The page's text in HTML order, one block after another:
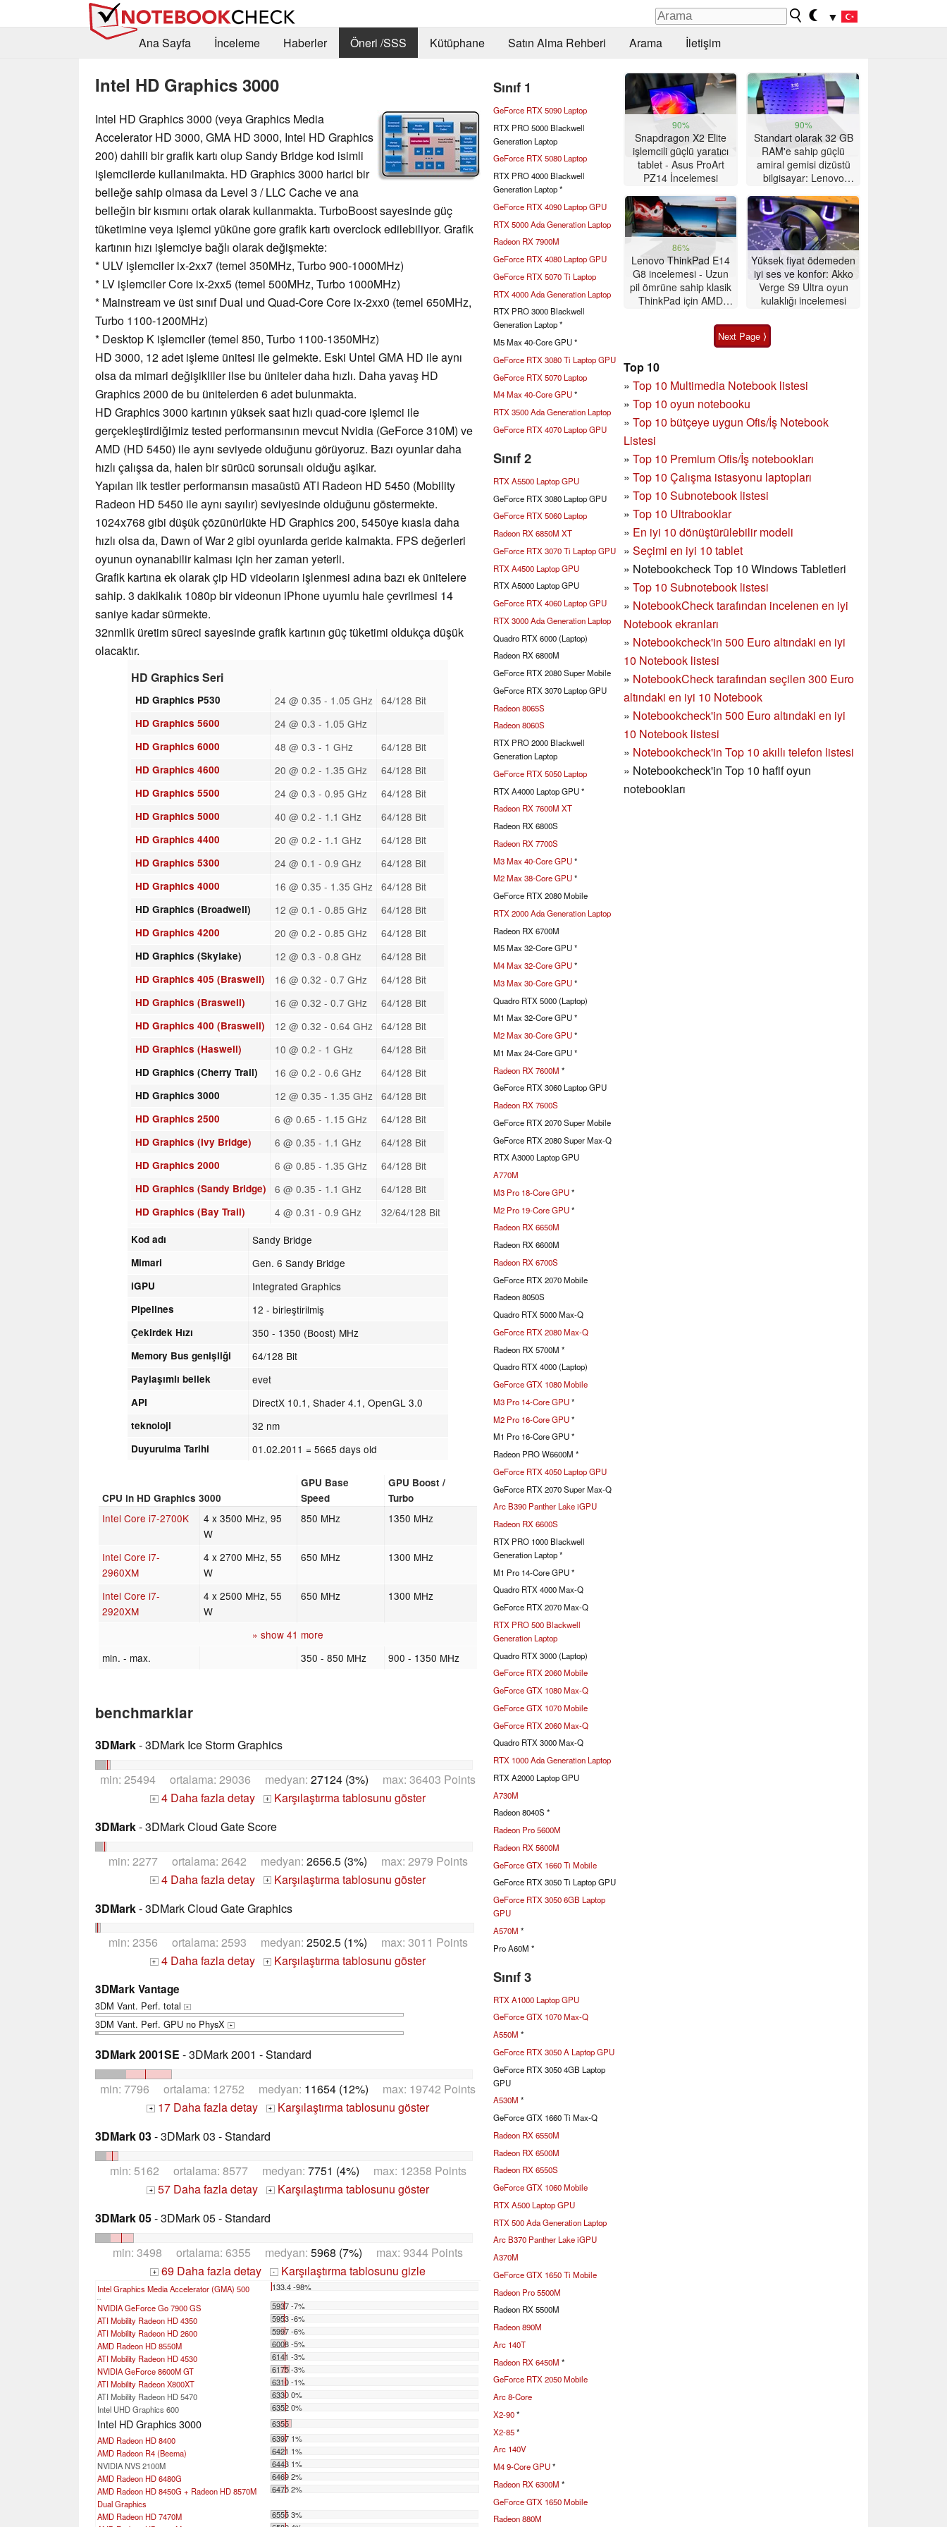
▼
Ana Sayfa
İnceleme Haberler Öneri /SSS Kütüphane Satın Alma Rehberi Arama İletişim
Intel HD Graphics 3000
Intel HD Graphics 3000 (veya Graphics Media
Accelerator HD 3000, GMA HD 3000, Intel HD Graphics
200) dahili bir grafik kartı olup Sandy Bridge kod isimli
işlemcilerde kullanılmakta. HD Graphics 3000 harici bir
belleğe sahip olmasa da Level 3 / LLC Cache ve ana
belleğin bir kısmını ortak olarak kullanmakta. TurboBoost sayesinde güç
tüketimine veya işlemci yüküne gore grafik kartı overclock edilebiliyor. Grafik
kartının hızı işlemciye bağlı olarak değişmekte:
* ULV işlemciler ix-2xx7 (temel 350MHz, Turbo 900-1000MHz)
* LV işlemciler Core ix-2xx5 (temel 500MHz, Turbo 1000MHz)
* Mainstream ve üst sınıf Dual und Quad-Core Core ix-2xx0 (temel 650MHz,
Turbo 1100-1200MHz)
* Desktop K işlemciler (temel 850, Turbo 1100-1350MHz)
HD 3000, 12 adet işleme ünitesi ile gelmekte. Eski Untel GMA HD ile aynı
olsa da mimari değişikliler ilse bu üniteler daha hızlı. Daha yavaş HD
Graphics 2000 de bu ünitelerden 6 adet bulunmakta.
HD Graphics 3000 kartının yüksek saat hızlı quad-core işlemci ile
gerçekleştirdiğimiz tested performansının mevcut Nvidia (GeForce 310M) ve
AMD (HD 5450) ile aynı seviyede olduğunu görüyoruz. Bazı oyunlar daha
hızlı çalışsa da, halen bir sürücü sorunsalı olduğu aşikar.
Yapılan ilk testler performansın masaüstü ATI Radeon HD 5450 (Mobility
Radeon HD 5450 ile aynı sayılır) seviyesinde olduğunu göstermekte.
1024x768 gibi düşük çözünürlükte HD Graphics 200, 5450ye kıasla daha
hızlı olsa da, Dawn of War 2 gibi oyunlarda geride kalmakta. FPS değerleri
oyunun oynanabilir kalması için her zaman yeterli.
Grafik kartına ek olarak çip HD videoların işlenmesi adına bazı ek ünitelere
sahip. 3 dakikalık 1080p bir videonun iPhone uyumlu hale çevrilmesi 14
saniye kadar sürmekte.
32nmlik üretim süreci sayesinde grafik kartının güç tüketimi oldukça düşük
olacaktır.
HD Graphics Seri
HD Graphics P530 24 @ 0.35 - 1.05 GHz 64/128 Bit
HD Graphics 5600 24 @ 0.3 - 1.05 GHz
HD Graphics 6000 48 @ 0.3 - 1 GHz 64/128 Bit
HD Graphics 4600 20 @ 0.2 - 1.35 GHz 64/128 Bit
HD Graphics 5500 24 @ 0.3 - 0.95 GHz 64/128 Bit
HD Graphics 5000 40 @ 0.2 - 1.1 GHz 64/128 Bit
HD Graphics 4400 20 @ 0.2 - 1.1 GHz 64/128 Bit
HD Graphics 5300 24 @ 0.1 - 0.9 GHz 64/128 Bit
HD Graphics 4000 16 @ 0.35 - 1.35 GHz 64/128 Bit
HD Graphics (Broadwell) 12 @ 0.1 - 0.85 GHz 64/128 Bit
HD Graphics 4200 20 @ 0.2 - 0.85 GHz 64/128 Bit
HD Graphics (Skylake) 12 @ 0.3 - 0.8 GHz 64/128 Bit
HD Graphics 405 (Braswell) 16 @ 0.32 - 0.7 GHz 64/128 Bit
HD Graphics (Braswell) 16 @ 0.32 - 0.7 GHz 64/128 Bit
HD Graphics 400 (Braswell) 12 @ 0.32 - 0.64 GHz 64/128 Bit
HD Graphics (Haswell) 10 @ 0.2 - 1 GHz 64/128 Bit
HD Graphics (Cherry Trail) 16 @ 0.2 - 0.6 GHz 64/128 Bit
HD Graphics 3000 12 @ 0.35 - 1.35 GHz 64/128 Bit
HD Graphics 2500 6 @ 0.65 - 1.15 GHz 64/128 Bit
HD Graphics (Ivy Bridge) 6 @ 0.35 - 1.1 GHz 64/128 Bit
HD Graphics 2000 6 @ 0.85 - 1.35 GHz 64/128 Bit
HD Graphics (Sandy Bridge) 6 @ 0.35 - 1.1 GHz 64/128 Bit
HD Graphics (Bay Trail) 4 @ 0.31 - 0.9 GHz 32/64/128 Bit
Kod adı Sandy Bridge
Mimari Gen. 6 Sandy Bridge
iGPU Integrated Graphics
Pipelines 12 - birleştirilmiş
Çekirdek Hızı 350 - 1350 (Boost) MHz
Memory Bus genişliği 64/128 Bit
Paylaşımlı bellek evet
API DirectX 10.1, Shader 4.1, OpenGL 3.0
teknoloji 32 nm
Duyurulma Tarihi 01.02.2011 = 5665 days old
CPU in HD Graphics 3000
GPU Base
Speed
GPU Boost /
Turbo
Intel Core i7-2700K
4 x 3500 MHz, 95
W
850 MHz 1350 MHz
Intel Core i7-
2960XM
4 x 2700 MHz, 55
W
650 MHz 1300 MHz
Intel Core i7-
2920XM
4 x 2500 MHz, 55
W
650 MHz 1300 MHz
» show 41 more
min. - max.
350 - 850 MHz 900 - 1350 MHz
benchmarklar
3DMark- 3DMark Ice Storm Graphics
min: 25494 ortalama: 29036 medyan: 27124 (3%) max: 36403 Points
+ 4 Daha fazla detay +
Karşılaştırma tablosunu göster
3DMark- 3DMark Cloud Gate Score
min: 2277 ortalama: 2642 medyan: 2656.5 (3%) max: 2979 Points
+ 4 Daha fazla detay +
Karşılaştırma tablosunu göster
3DMark- 3DMark Cloud Gate Graphics
min: 2356 ortalama: 2593 medyan: 2502.5 (1%) max: 3011 Points
+ 4 Daha fazla detay + Karşılaştırma tablosunu göster
3DMark Vantage
3DM Vant. Perf. total +
3DM Vant. Perf. GPU no PhysX +
3DMark 2001SE - 3DMark 2001 - Standard
min: 7796 ortalama: 12752 medyan: 11654 (12%) max: 19742 Points
+ 17 Daha fazla detay + Karşılaştırma tablosunu göster
3DMark 03- 3DMark 03 - Standard
min: 5162 ortalama: 8577 medyan: 7751 (4%) max: 12358 Points
+ 57 Daha fazla detay + Karşılaştırma tablosunu göster
3DMark 05- 3DMark 05 - Standard
min: 3498 ortalama: 6355 medyan: 5968 (7%) max: 9344 Points
+ 69 Daha fazla detay - Karşılaştırma tablosunu gizle
Intel Graphics Media Accelerator (GMA) 500 133.4 -98%
NVIDIA GeForce Go 7900 GS
5937 -7%
ATI Mobility Radeon HD 4350
5953 -6%
ATI Mobility Radeon HD 2600
5997 -6%
AMD Radeon HD 8550M
6008 -5%
ATI Mobility Radeon HD 4530
6141 -3%
NVIDIA GeForce 8600M GT
6175 -3%
ATI Mobility Radeon X800XT
6310 -1%
ATI Mobility Radeon HD 5470
6330 0%
Intel UHD Graphics 600
6352 0%
Intel HD Graphics 3000
6355
AMD Radeon HD 8400
6397 1%
AMD Radeon R4 (Beema)
6421 1%
NVIDIA NVS 2100M
6443 1%
AMD Radeon HD 6480G
6469 2%
AMD Radeon HD 8450G + Radeon HD 8570M
Dual Graphics
6475 2%
AMD Radeon HD 7470M
6555 3%
Sınıf 1
GeForce RTX 5090 Laptop
RTX PRO 5000 Blackwell
Generation Laptop
GeForce RTX 5080 Laptop
RTX PRO 4000 Blackwell
Generation Laptop *
GeForce RTX 4090 Laptop GPU
RTX 5000 Ada Generation Laptop
Radeon RX 7900M
GeForce RTX 4080 Laptop GPU
GeForce RTX 5070 Ti Laptop
RTX 4000 Ada Generation Laptop
RTX PRO 3000 Blackwell
Generation Laptop *
M5 Max 40-Core GPU *
GeForce RTX 3080 Ti Laptop GPU
GeForce RTX 5070 Laptop
M4 Max 40-Core GPU*
RTX 3500 Ada Generation Laptop
GeForce RTX 4070 Laptop GPU
Sınıf 2
RTX A5500 Laptop GPU
GeForce RTX 3080 Laptop GPU
GeForce RTX 5060 Laptop
Radeon RX 6850M XT
GeForce RTX 3070 Ti Laptop GPU
RTX A4500 Laptop GPU
RTX A5000 Laptop GPU
GeForce RTX 4060 Laptop GPU
RTX 3000 Ada Generation Laptop
Quadro RTX 6000 (Laptop)
Radeon RX 6800M
GeForce RTX 2080 Super Mobile
GeForce RTX 3070 Laptop GPU
Radeon 8065S
Radeon 8060S
RTX PRO 2000 Blackwell
Generation Laptop
GeForce RTX 5050 Laptop
RTX A4000 Laptop GPU *
Radeon RX 7600M XT
Radeon RX 6800S
Radeon RX 7700S
M3 Max 40-Core GPU*
M2 Max 38-Core GPU*
GeForce RTX 2080 Mobile
RTX 2000 Ada Generation Laptop
Radeon RX 6700M
M5 Max 32-Core GPU *
M4 Max 32-Core GPU*
M3 Max 30-Core GPU*
Quadro RTX 5000 (Laptop)
M1 Max 32-Core GPU *
M2 Max 30-Core GPU*
M1 Max 24-Core GPU *
Radeon RX 7600M *
GeForce RTX 3060 Laptop GPU
Radeon RX 7600S
GeForce RTX 2070 Super Mobile
GeForce RTX 2080 Super Max-Q
RTX A3000 Laptop GPU
A770M
M3 Pro 18-Core GPU*
M2 Pro 19-Core GPU*
Radeon RX 6650M
Radeon RX 6600M
Radeon RX 6700S
GeForce RTX 2070 Mobile
Radeon 8050S
Quadro RTX 5000 Max-Q
GeForce RTX 2080 Max-Q
Radeon RX 5700M *
Quadro RTX 4000 (Laptop)
GeForce GTX 1080 Mobile
M3 Pro 14-Core GPU*
M2 Pro 16-Core GPU*
M1 Pro 16-Core GPU *
Radeon PRO W6600M *
GeForce RTX 4050 Laptop GPU
GeForce RTX 2070 Super Max-Q
Arc B390 Panther Lake iGPU
Radeon RX 6600S
RTX PRO 1000 Blackwell
Generation Laptop *
M1 Pro 14-Core GPU *
Quadro RTX 4000 Max-Q
GeForce RTX 2070 Max-Q
RTX PRO 500 Blackwell
Generation Laptop
Quadro RTX 3000 (Laptop)
GeForce RTX 2060 Mobile
GeForce GTX 1080 Max-Q
GeForce GTX 1070 Mobile
GeForce RTX 2060 Max-Q
Quadro RTX 3000 Max-Q
RTX 1000 Ada Generation Laptop
RTX A2000 Laptop GPU
A730M
Radeon 8040S *
Radeon Pro 5600M
Radeon RX 5600M
GeForce GTX 1660 Ti Mobile
GeForce RTX 3050 Ti Laptop GPU
GeForce RTX 3050 6GB Laptop
GPU
A570M *
Pro A60M *
Sınıf 3
RTX A1000 Laptop GPU
GeForce GTX 1070 Max-Q
A550M *
GeForce RTX 3050 A Laptop GPU
GeForce RTX 3050 4GB Laptop
GPU
A530M *
GeForce GTX 1660 Ti Max-Q
Radeon RX 6550M
Radeon RX 6500M
Radeon RX 6550S
GeForce GTX 1060 Mobile
RTX A500 Laptop GPU
RTX 500 Ada Generation Laptop
Arc B370 Panther Lake iGPU
A370M
GeForce GTX 1650 Ti Mobile
Radeon Pro 5500M
Radeon RX 5500M
Radeon 890M
Arc 140T
Radeon RX 6450M *
GeForce RTX 2050 Mobile
Arc 8-Core
X2-90*
X2-85*
Arc 140V
M4 9-Core GPU*
Radeon RX 6300M *
GeForce GTX 1650 Mobile
Radeon 880M
90%
Snapdragon X2 Elite
işlemcili güçlü yaratıcı
tablet - Asus ProArt
PZ14 İncelemesi
90%
Standart olarak 32 GB
RAM'e sahip güçlü
amiral gemisi dizüstü
bilgisayar: Lenovo
1 incelemesi
86%
Lenovo ThinkPad E14
G8 incelemesi - Uzun
pil ömrüne sahip klasik
ThinkPad için AMD
Yüksek fiyat ödemeden
iyi ses ve konfor: Akko
Verge S9 Ultra oyun
kulaklığı incelemesi
Next Page ⟩
Top 10
» Top 10 Multimedia Notebook listesi
» Top 10 oyun notebooku
» Top 10 bütçeye uygun Ofis/İş Notebook
Listesi
» Top 10 Premium Ofis/İş notebookları
» Top 10 Çalışma istasyonu laptopları
» Top 10 Subnotebook listesi
» Top 10 Ultrabooklar
» En iyi 10 dönüştürülebilir modeli
» Seçimi en iyi 10 tablet
» Notebookcheck Top 10 Windows Tabletleri
» Top 10 Subnotebook listesi
» NotebookCheck tarafından incelenen en iyi
Notebook ekranları
» Notebookcheck'in 500 Euro altındaki en iyi
10 Notebook listesi
» NotebookCheck tarafından seçilen 300 Euro
altındaki en iyi 10 Notebook
» Notebookcheck'in 500 Euro altındaki en iyi
10 Notebook listesi
» Notebookcheck'in Top 10 akıllı telefon listesi
» Notebookcheck'in Top 10 hafif oyun
notebookları